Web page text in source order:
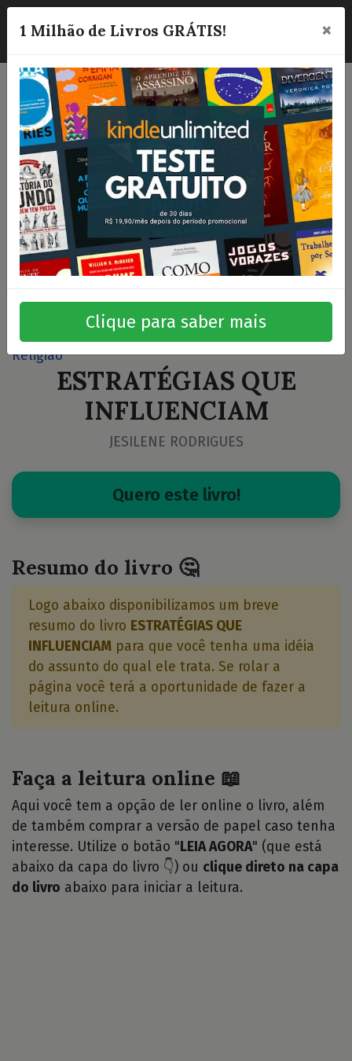
☰
Religião
ESTRATÉGIAS QUE
INFLUENCIAM
JESILENE RODRIGUES
Quero este livro!
Resumo do livro 🤔
Logo abaixo disponibilizamos um breve
resumo do livro ESTRATÉGIAS QUE
INFLUENCIAM para que você tenha uma idéia
do assunto do qual ele trata. Se rolar a
página você terá a oportunidade de fazer a
leitura online.
Faça a leitura online 📖
Aqui você tem a opção de ler online o livro, além
de também comprar a versão de papel caso tenha
interesse. Utilize o botão " LEIA AGORA" (que está
abaixo da capa do livro 👇) ou clique direto na capa
do livro abaixo para iniciar a leitura.
1 Milhão de Livros GRÁTIS! ×
Clique para saber mais